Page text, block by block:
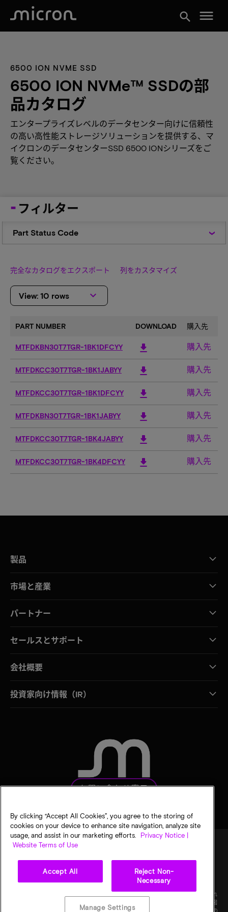
search menu
6500 ION NVME SSD
6500 ION NVMe™ SSDの部
品カタログ
エンタープライズレベルのデータセンター向けに信頼性
の高い高性能ストレージソリューションを提供する、マ
イクロンのデータセンターSSD 6500 IONシリーズをご
覧ください。
フィルター
StatusPart Status Code
完全なカタログをエクスポート 列をカスタマイズ
View: 10 rows keyboard_arrow_down
PART NUMBER DOWNLOAD 購入先
MTFDKBN30T7TGR-1BK1DFCYY download 購入先
MTFDKCC30T7TGR-1BK1JABYY download 購入先
MTFDKCC30T7TGR-1BK1DFCYY download 購入先
MTFDKBN30T7TGR-1BK1JABYY download 購入先
MTFDKCC30T7TGR-1BK4JABYY download 購入先
MTFDKCC30T7TGR-1BK4DFCYY download 購入先
製品
市場と産業
パートナー
セールスとサポート
会社概要
投資家向け情報（IR）
お問い合わせ窓口
マイクロンのプライバシー通知 販売条件
Micron Technology, Inc. All rights reserved. 情報、製品、仕様は予告なく変更され
ることがあります。すべての情報は何らの保証なく「現状有姿」の状態で提供されます。図
画の縮尺は正確ではありません。マイクロン、マイクロンのロゴ、およびその他のすべての
By clicking “Accept All Cookies”, you agree to the storing of
cookies on your device to enhance site navigation, analyze site
usage, and assist in our marketing efforts.
Privacy Notice |
Website Terms of Use
Accept All
Reject Non-
Necessary
Manage Settings